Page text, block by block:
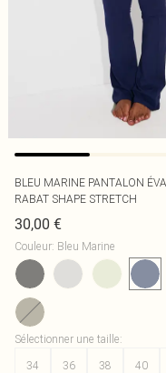
BLEU MARINE PANTALON
RABAT SHAPE STRETCH
30,00 €
Couleur: Bleu Marine
Sélectionner une taille:
34
36 38 40